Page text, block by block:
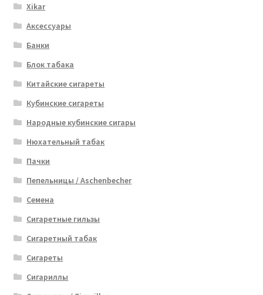
Xikar
Аксессуары
Банки
Блок табака
Китайские сигареты
Кубинские сигареты
Народные кубинские сигары
Нюхательный табак
Пачки
Пепельницы / Aschenbecher
Семена
Сигаретные гильзы
Сигаретный табак
Сигареты
Сигариллы